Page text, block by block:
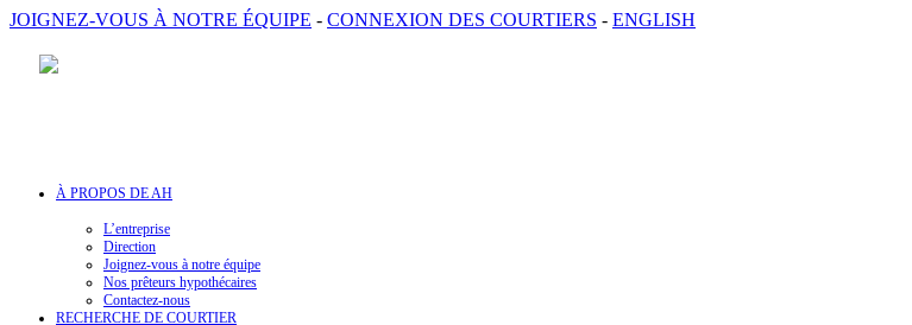
JOIGNEZ-VOUS À NOTRE ÉQUIPE - CONNEXION DES COURTIERS - ENGLISH
À PROPOS DE AH
L’entreprise
Direction
Joignez-vous à notre équipe
Nos prêteurs hypothécaires
Contactez-nous
RECHERCHE DE COURTIER